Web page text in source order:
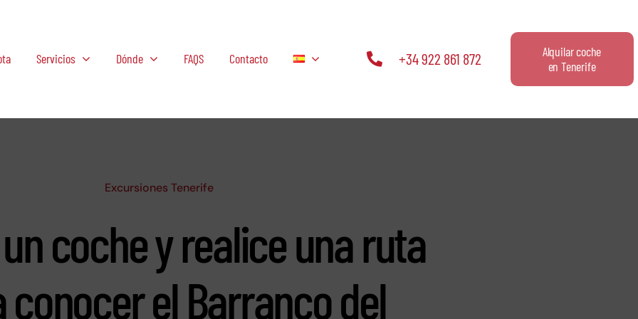
Servicios Dónde FAQS Contacto +34 922 861 872
Alquilar coche
en Tenerife
Excursiones Tenerife
coche y realice una ruta
conocer el Barranco del